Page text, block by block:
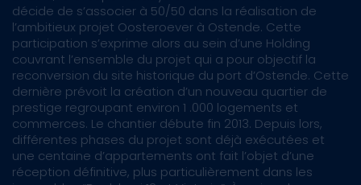
décide de s’associer à 50/50 dans la réalisation de
l’ambitieux projet Oosteroever à Ostende. Cette
participation s’exprime alors au sein d’une Holding
couvrant l’ensemble du projet qui a pour objectif la
reconversion du site historique du port d’Ostende. Cette
dernière prévoit la création d’un nouveau quartier de
prestige regroupant environ 1 .000 logements et
commerces. Le chantier débute fin 2013. Depuis lors,
différentes phases du projet sont déjà exécutées et
une centaine d’appartements ont fait l’objet d’une
réception définitive, plus particulièrement dans les